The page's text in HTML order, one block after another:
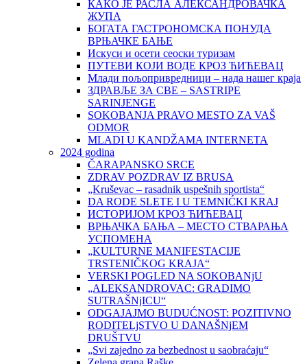
КАКО ЈЕ РАСЛА АЛЕКСАНДРОВАЧКА
ЖУПА
БОГАТА ГАСТРОНОМСКА ПОНУДА
ВРЊАЧКЕ БАЊЕ
Искуси и осети сеоски туризам
ПУТЕВИ КОЈИ ВОДЕ КРОЗ ЋИЋЕВАЦ
Млади пољопривредници – нада нашег краја
ЗДРАВЉЕ ЗА СВЕ – SASTRIPE
SARINJENGE
SOKOBANJA PRAVO MESTO ZA VAŠ
ODMOR
MLADI U KANDŽAMA INTERNETA
2024 godina
ČARAPANSKO SRCE
ZDRAV POZDRAV IZ BRUSA
„Kruševac – rasadnik uspešnih sportista“
DA RODE SLETE I U TEMNIĆKI KRAJ
ИСТОРИЈОМ КРОЗ ЋИЋЕВАЦ
ВРЊАЧКА БАЊА – МЕСТО СТВАРАЊА
УСПОМЕНА
„KULTURNE MANIFESTACIJE
TRSTENIČKOG KRAJA“
VERSKI POGLED NA SOKOBANjU
„ALEKSANDROVAC: GRADIMO
SUTRAŠNjICU“
ODGAJAJMO BUDUĆNOST: POZITIVNO
RODITELjSTVO U DANAŠNjEM
DRUŠTVU
„Svi zajedno za bezbednost u saobraćaju“